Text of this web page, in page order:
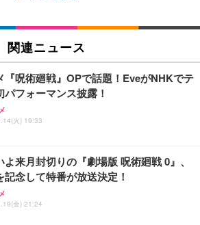
B100 オフィスチェア／デスクチェア メッシ
ア 人間工学 疲れない ブラック
オフィスチェア デスクチェア 疲れない テレ
ェア 強化バックレスト 30度ロッキング機
工学 椅子 腰サポート 90度跳ね上げ式アーム
しゃれ パソコンチェア (ブラック)
オフィスチェア デスクチェア 疲れない テレ
ェア 強化バックレスト 30度ロッキング機
学 椅子 腰サポート 90度跳ね上げ式アーム
ジネス向けプレミアムモニター | FlexScan
】27"ゲーミングモニター DualSense 充電
き（CFI-ZDM1J）
み品】Dell E2724HS 27インチ 液晶モニタ
（1920×1080）VA 非光沢 HDMI/DisplayP
スピーカー内蔵 高さ調整 スイベル VESA対
ベーシック ペットシーツ 厚型 ワイド 42枚
枚) ホワイト(吸収面:ライトブルー)
ーライフ ネオ・オムツ L 中型犬用 26枚入
スマートベーシック) 【Amazon.co.jp
Basic アイリスオーヤマ ペットシーツ
徳用 ワイド 100枚入 (x 1) (ケース販売)
関連ニュース
『呪術廻戦』OPで話題！EveがNHKでテ
パフォーマンス披露！
火) 19:33
よ来月封切りの『劇場版 呪術廻戦 0』、
記念して特番が放送決定！
金) 21:24